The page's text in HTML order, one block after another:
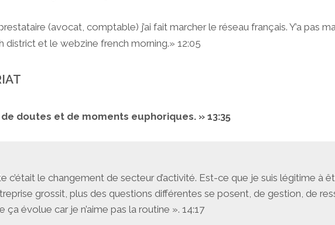
(avocat, comptable) j’ai fait marcher le réseau français. Y’a pas
district et le webzine french morning.» 12:05
doutes et de moments euphoriques. » 13:35
c’était le changement de secteur d’activité. Est-ce que je suis légitime à
grossit, plus des questions différentes se posent, de gestion, de
ça évolue car je n’aime pas la routine ». 14:17